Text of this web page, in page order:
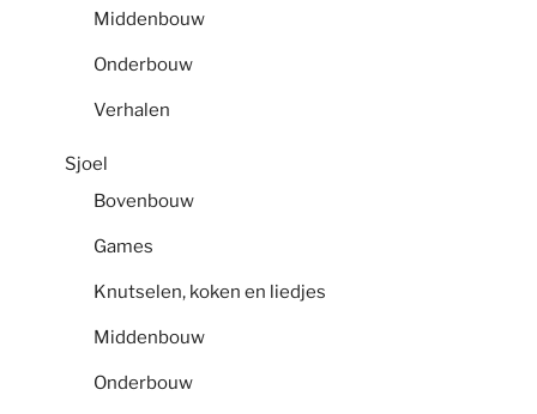
Middenbouw
Onderbouw
Verhalen
Sjoel
Bovenbouw
Games
Knutselen, koken en liedjes
Middenbouw
Onderbouw